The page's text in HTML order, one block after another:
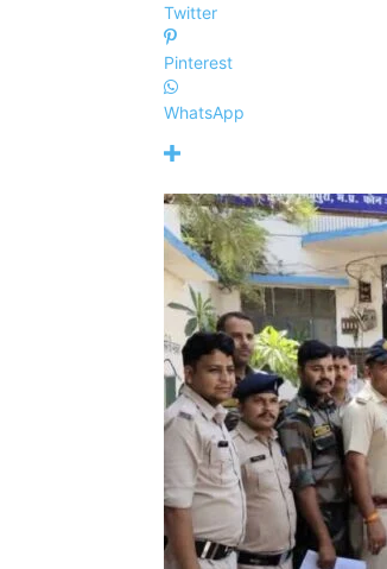
Twitter
Pinterest
WhatsApp